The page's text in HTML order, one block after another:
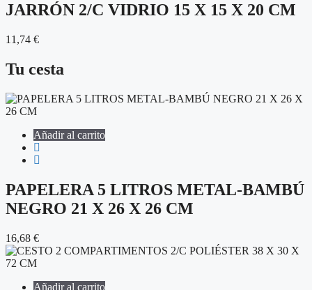
JARRÓN 2/C VIDRIO 15 X 15 X 20 CM
11,74 €
Tu cesta
Añadir al carrito
PAPELERA 5 LITROS METAL-BAMBÚ
NEGRO 21 X 26 X 26 CM
16,68 €
Añadir al carrito